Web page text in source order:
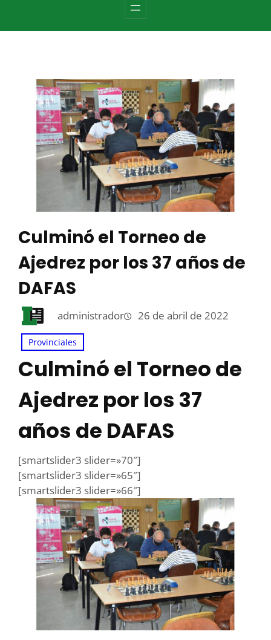
Culminó el Torneo de
Ajedrez por los 37 años de
DAFAS
administrador 26 de abril de 2022
Provinciales
Culminó el Torneo de
Ajedrez por los 37
años de DAFAS
[smartslider3 slider=»70″]
[smartslider3 slider=»65″]
[smartslider3 slider=»66″]